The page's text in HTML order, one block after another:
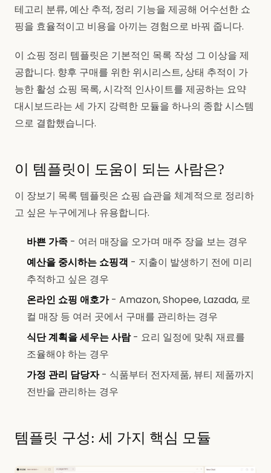
테고리 분류, 예산 추적, 정리 기능을 제공해 어수선한 쇼
핑을 효율적이고 비용을 아끼는 경험으로 바꿔 줍니다.
이 쇼핑 정리 템플릿은 기본적인 목록 작성 그 이상을 제
공합니다. 향후 구매를 위한 위시리스트, 상태 추적이 가
능한 활성 쇼핑 목록, 시각적 인사이트를 제공하는 요약
대시보드라는 세 가지 강력한 모듈을 하나의 종합 시스템
으로 결합했습니다.
이 템플릿이 도움이 되는 사람은?
이 장보기 목록 템플릿은 쇼핑 습관을 체계적으로 정리하
고 싶은 누구에게나 유용합니다.
바쁜 가족 - 여러 매장을 오가며 매주 장을 보는 경우
예산을 중시하는 쇼핑객 - 지출이 발생하기 전에 미리
추적하고 싶은 경우
온라인 쇼핑 애호가- Amazon, Shopee, Lazada, 로
컬 매장 등 여러 곳에서 구매를 관리하는 경우
식단 계획을 세우는 사람- 요리 일정에 맞춰 재료를
조율해야 하는 경우
가정 관리 담당자- 식품부터 전자제품, 뷰티 제품까지
전반을 관리하는 경우
템플릿 구성: 세 가지 핵심 모듈